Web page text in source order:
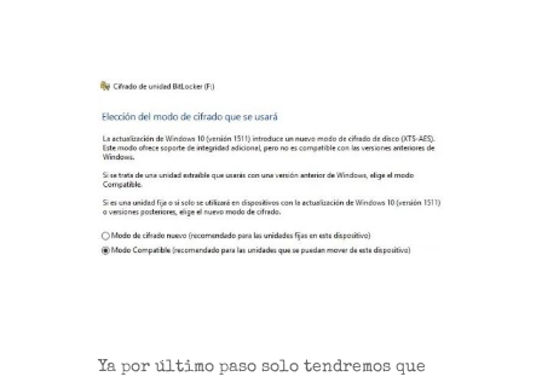
Ya por último paso solo tendremos que